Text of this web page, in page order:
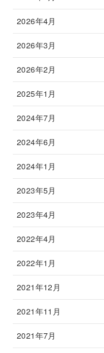
2026年4月
2026年3月
2026年2月
2025年1月
2024年7月
2024年6月
2024年1月
2023年5月
2023年4月
2022年4月
2022年1月
2021年12月
2021年11月
2021年7月